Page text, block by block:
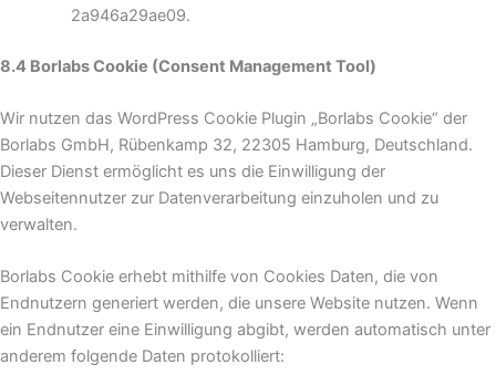
2a946a29ae09.
8.4 Borlabs Cookie (Consent Management Tool)
Wir nutzen das WordPress Cookie Plugin „Borlabs Cookie“ der
Borlabs GmbH, Rübenkamp 32, 22305 Hamburg, Deutschland.
Dieser Dienst ermöglicht es uns die Einwilligung der
Webseitennutzer zur Datenverarbeitung einzuholen und zu
verwalten.
Borlabs Cookie erhebt mithilfe von Cookies Daten, die von
Endnutzern generiert werden, die unsere Website nutzen. Wenn
ein Endnutzer eine Einwilligung abgibt, werden automatisch unter
anderem folgende Daten protokolliert: